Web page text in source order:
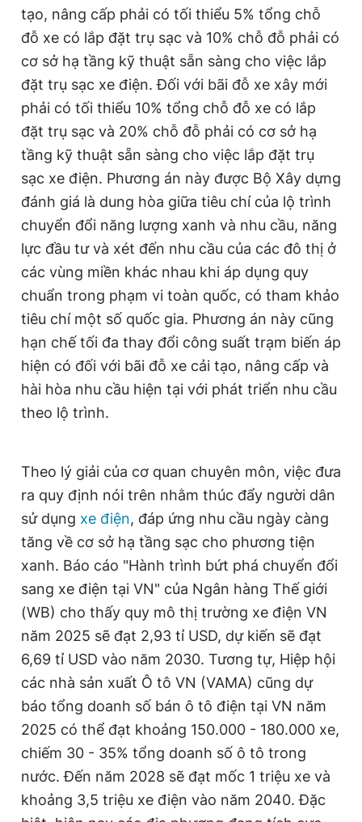
tạo, nâng cấp phải có tối thiểu 5% tổng chỗ
đỗ xe có lắp đặt trụ sạc và 10% chỗ đỗ phải có
cơ sở hạ tầng kỹ thuật sẵn sàng cho việc lắp
đặt trụ sạc xe điện. Đối với bãi đỗ xe xây mới
phải có tối thiểu 10% tổng chỗ đỗ xe có lắp
đặt trụ sạc và 20% chỗ đỗ phải có cơ sở hạ
tầng kỹ thuật sẵn sàng cho việc lắp đặt trụ
sạc xe điện. Phương án này được Bộ Xây dựng
đánh giá là dung hòa giữa tiêu chí của lộ trình
chuyển đổi năng lượng xanh và nhu cầu, năng
lực đầu tư và xét đến nhu cầu của các đô thị ở
các vùng miền khác nhau khi áp dụng quy
chuẩn trong phạm vi toàn quốc, có tham khảo
tiêu chí một số quốc gia. Phương án này cũng
hạn chế tối đa thay đổi công suất trạm biến áp
hiện có đối với bãi đỗ xe cải tạo, nâng cấp và
hài hòa nhu cầu hiện tại với phát triển nhu cầu
theo lộ trình.
Theo lý giải của cơ quan chuyên môn, việc đưa
ra quy định nói trên nhằm thúc đẩy người dân
sử dụng xe điện, đáp ứng nhu cầu ngày càng
tăng về cơ sở hạ tầng sạc cho phương tiện
xanh. Báo cáo "Hành trình bứt phá chuyển đổi
sang xe điện tại VN" của Ngân hàng Thế giới
(WB) cho thấy quy mô thị trường xe điện VN
năm 2025 sẽ đạt 2,93 tỉ USD, dự kiến sẽ đạt
6,69 tỉ USD vào năm 2030. Tương tự, Hiệp hội
các nhà sản xuất Ô tô VN (VAMA) cũng dự
báo tổng doanh số bán ô tô điện tại VN năm
2025 có thể đạt khoảng 150.000 - 180.000 xe,
chiếm 30 - 35% tổng doanh số ô tô trong
nước. Đến năm 2028 sẽ đạt mốc 1 triệu xe và
khoảng 3,5 triệu xe điện vào năm 2040. Đặc